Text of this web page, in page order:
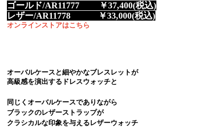
ゴールド/AR11777 ￥37,400(税込)
レザー/AR11778 ￥33,000(税込)
オンラインストアはこちら
オーバルケースと細やかなブレスレットが
高級感を演出するドレスウォッチと
同じくオーバルケースでありながら
ブラックのレザーストラップが
クラシカルな印象を与えるレザーウォッチ